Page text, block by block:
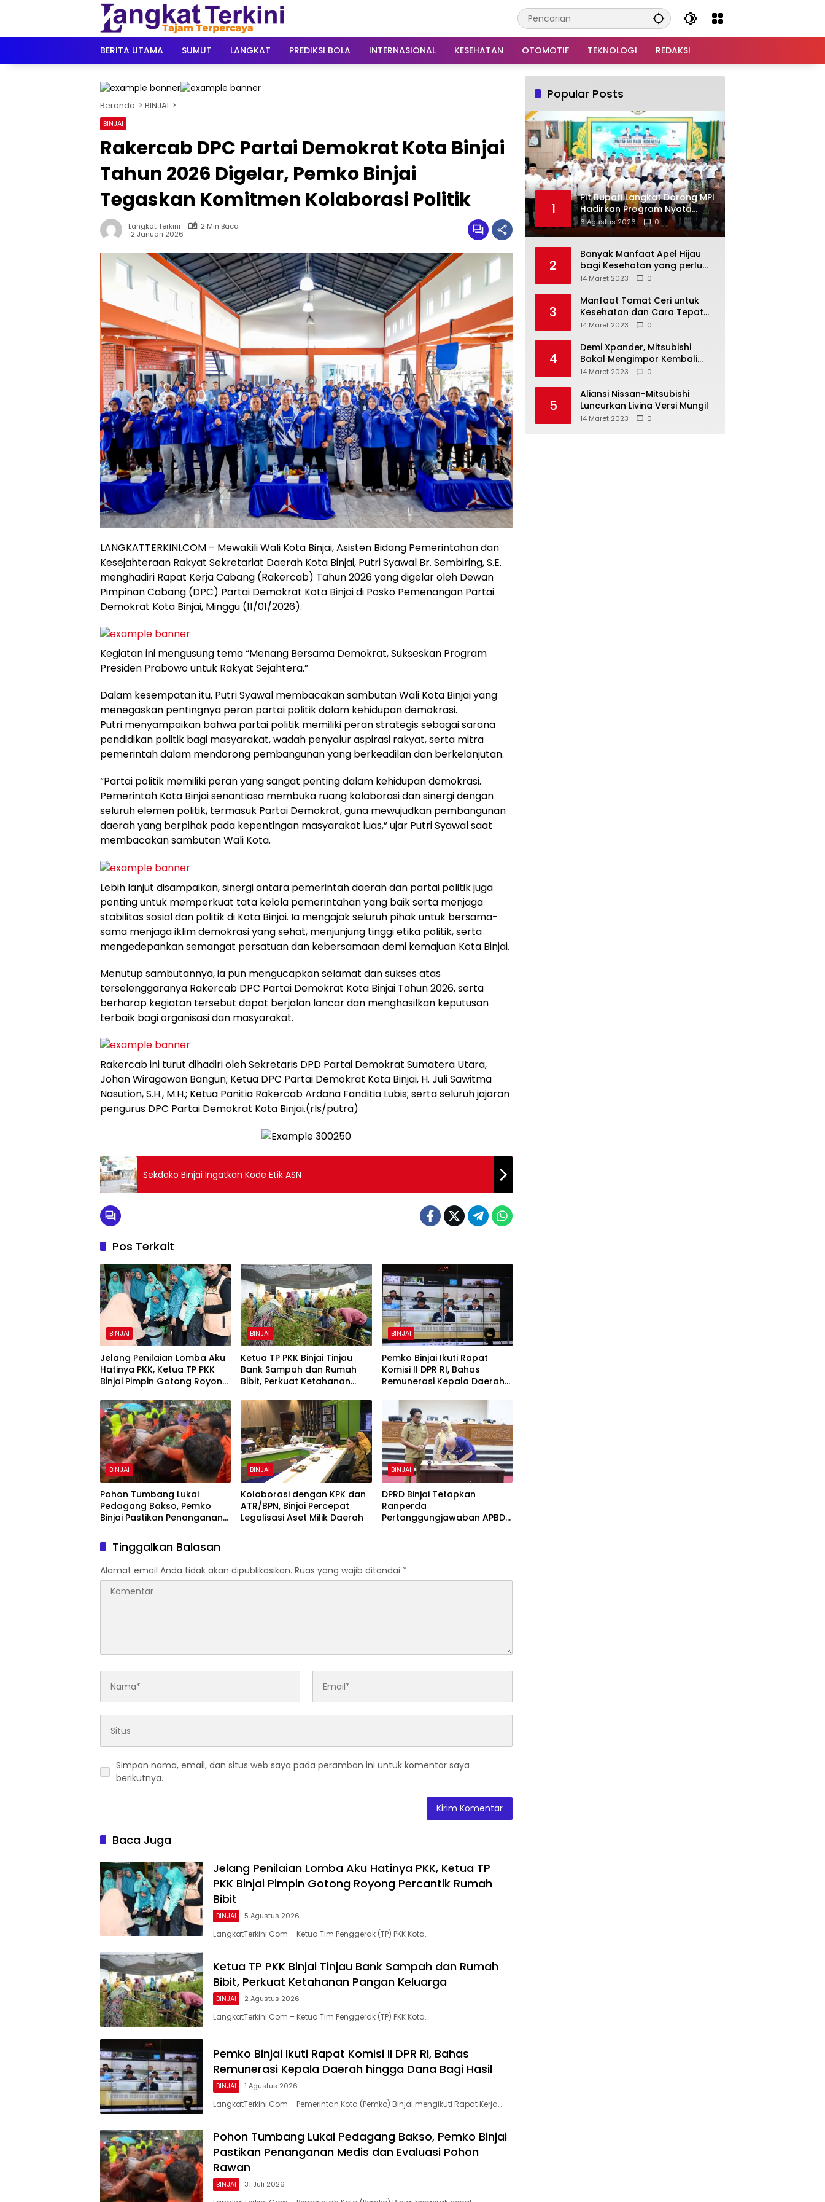
BERITA UTAMA
SUMUT LANGKAT PREDIKSI BOLA INTERNASIONAL KESEHATAN OTOMOTIF TEKNOLOGI REDAKSI
Beranda BINJAI
BINJAI
Rakercab DPC Partai Demokrat Kota Binjai
Tahun 2026 Digelar, Pemko Binjai
Tegaskan Komitmen Kolaborasi Politik
Langkat Terkini
2 Min Baca
12 Januari 2026
LANGKATTERKINI.COM – Mewakili Wali Kota Binjai, Asisten Bidang Pemerintahan dan
Kesejahteraan Rakyat Sekretariat Daerah Kota Binjai, Putri Syawal Br. Sembiring, S.E.
menghadiri Rapat Kerja Cabang (Rakercab) Tahun 2026 yang digelar oleh Dewan
Pimpinan Cabang (DPC) Partai Demokrat Kota Binjai di Posko Pemenangan Partai
Demokrat Kota Binjai, Minggu (11/01/2026).
Kegiatan ini mengusung tema “Menang Bersama Demokrat, Sukseskan Program
Presiden Prabowo untuk Rakyat Sejahtera.”
Dalam kesempatan itu, Putri Syawal membacakan sambutan Wali Kota Binjai yang
menegaskan pentingnya peran partai politik dalam kehidupan demokrasi.
Putri menyampaikan bahwa partai politik memiliki peran strategis sebagai sarana
pendidikan politik bagi masyarakat, wadah penyalur aspirasi rakyat, serta mitra
pemerintah dalam mendorong pembangunan yang berkeadilan dan berkelanjutan.
“Partai politik memiliki peran yang sangat penting dalam kehidupan demokrasi.
Pemerintah Kota Binjai senantiasa membuka ruang kolaborasi dan sinergi dengan
seluruh elemen politik, termasuk Partai Demokrat, guna mewujudkan pembangunan
daerah yang berpihak pada kepentingan masyarakat luas,” ujar Putri Syawal saat
membacakan sambutan Wali Kota.
Lebih lanjut disampaikan, sinergi antara pemerintah daerah dan partai politik juga
penting untuk memperkuat tata kelola pemerintahan yang baik serta menjaga
stabilitas sosial dan politik di Kota Binjai. Ia mengajak seluruh pihak untuk bersama-
sama menjaga iklim demokrasi yang sehat, menjunjung tinggi etika politik, serta
mengedepankan semangat persatuan dan kebersamaan demi kemajuan Kota Binjai.
Menutup sambutannya, ia pun mengucapkan selamat dan sukses atas
terselenggaranya Rakercab DPC Partai Demokrat Kota Binjai Tahun 2026, serta
berharap kegiatan tersebut dapat berjalan lancar dan menghasilkan keputusan
terbaik bagi organisasi dan masyarakat.
Rakercab ini turut dihadiri oleh Sekretaris DPD Partai Demokrat Sumatera Utara,
Johan Wiragawan Bangun; Ketua DPC Partai Demokrat Kota Binjai, H. Juli Sawitma
Nasution, S.H., M.H.; Ketua Panitia Rakercab Ardana Fanditia Lubis; serta seluruh jajaran
pengurus DPC Partai Demokrat Kota Binjai.(rls/putra)
Sekdako Binjai Ingatkan Kode Etik ASN
Pos Terkait
BINJAI
Jelang Penilaian Lomba Aku
Hatinya PKK, Ketua TP PKK
Binjai Pimpin Gotong Royong
BINJAI
Ketua TP PKK Binjai Tinjau
Bank Sampah dan Rumah
Bibit, Perkuat Ketahanan
BINJAI
Pemko Binjai Ikuti Rapat
Komisi II DPR RI, Bahas
Remunerasi Kepala Daerah
BINJAI
Pohon Tumbang Lukai
Pedagang Bakso, Pemko
Binjai Pastikan Penanganan
Rawan
BINJAI
Kolaborasi dengan KPK dan
ATR/BPN, Binjai Percepat
Legalisasi Aset Milik Daerah
BINJAI
DPRD Binjai Tetapkan
Ranperda
Pertanggungjawaban APBD
Tinggalkan Balasan
Alamat email Anda tidak akan dipublikasikan. Ruas yang wajib ditandai *
Simpan nama, email, dan situs web saya pada peramban ini untuk komentar saya
berikutnya.
Baca Juga
Jelang Penilaian Lomba Aku Hatinya PKK, Ketua TP
PKK Binjai Pimpin Gotong Royong Percantik Rumah
Bibit
BINJAI 5 Agustus 2026
LangkatTerkini.Com – Ketua Tim Penggerak (TP) PKK Kota…
Ketua TP PKK Binjai Tinjau Bank Sampah dan Rumah
Bibit, Perkuat Ketahanan Pangan Keluarga
BINJAI 2 Agustus 2026
LangkatTerkini.Com – Ketua Tim Penggerak (TP) PKK Kota…
Pemko Binjai Ikuti Rapat Komisi II DPR RI, Bahas
Remunerasi Kepala Daerah hingga Dana Bagi Hasil
BINJAI 1 Agustus 2026
LangkatTerkini.Com – Pemerintah Kota (Pemko) Binjai mengikuti Rapat Kerja…
Pohon Tumbang Lukai Pedagang Bakso, Pemko Binjai
Pastikan Penanganan Medis dan Evaluasi Pohon
Rawan
BINJAI 31 Juli 2026
Popular Posts
1
Plt Bupati Langkat Dorong MPI
Hadirkan Program Nyata
untuk Masyarakat
6 Agustus 2026 0
2
Banyak Manfaat Apel Hijau
bagi Kesehatan yang perlu
Anda ketahui
14 Maret 2023 0
3
Manfaat Tomat Ceri untuk
Kesehatan dan Cara Tepat
Mengonsumsinya
14 Maret 2023 0
4
Demi Xpander, Mitsubishi
Bakal Mengimpor Kembali
Pajero Sport
14 Maret 2023 0
5
Aliansi Nissan-Mitsubishi
Luncurkan Livina Versi Mungil
14 Maret 2023 0